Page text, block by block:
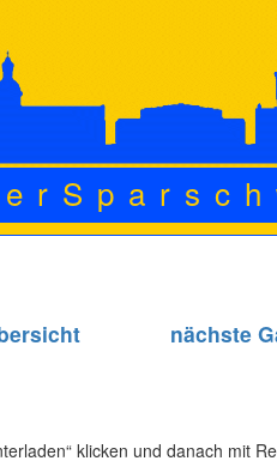
nächste
klicken und danach mit